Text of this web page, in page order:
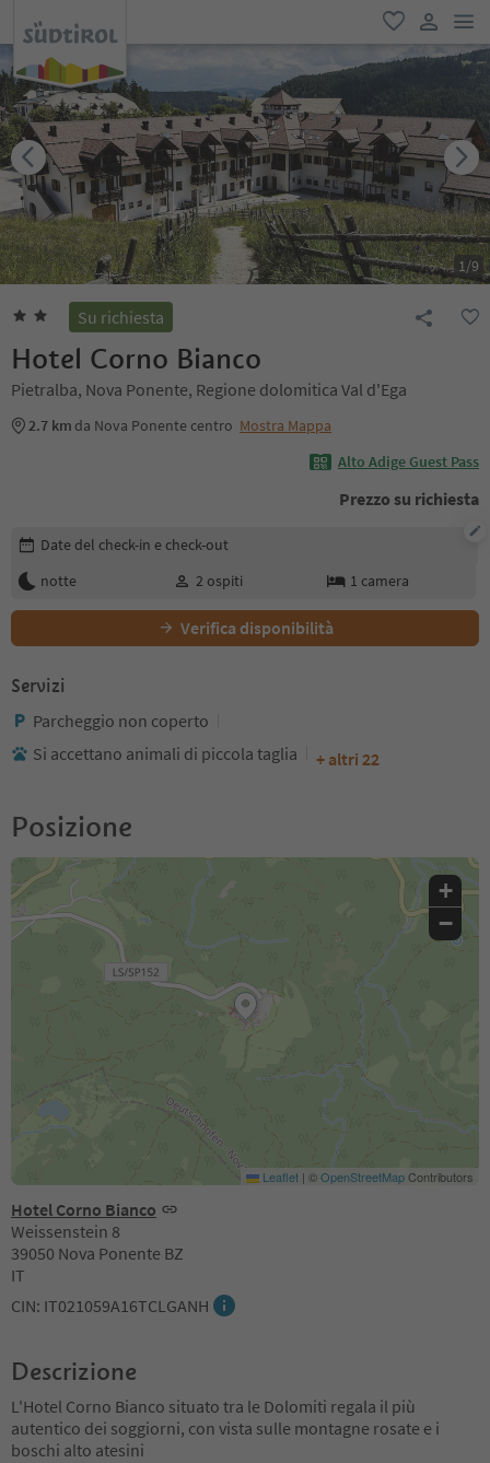
favoriti
user link
1/9
Su richiesta
Hotel Corno Bianco
Pietralba, Nova Ponente, Regione dolomitica Val d'Ega
2.7 km da Nova Ponente centro Mostra Mappa
Alto Adige Guest Pass
Prezzo su richiesta
Modifica i dettagli della prenotazione
Date del check-in e check-out
notte
2 ospiti 1 camera
Verifica disponibilità
Servizi
Parcheggio non coperto
Si accettano animali di piccola taglia
+ altri 22
Posizione
Hotel Corno Bianco
Weissenstein 8
39050 Nova Ponente BZ
IT
CIN: IT021059A16TCLGANH
+
−
Leaflet | ©OpenStreetMapContributors
Descrizione
L'Hotel Corno Bianco situato tra le Dolomiti regala il più
autentico dei soggiorni, con vista sulle montagne rosate e i
boschi alto atesini